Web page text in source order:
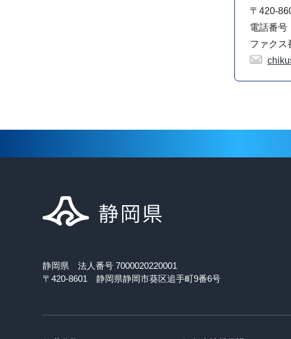
〒420-
電話番号
ファクス
静岡県 法人番号 7000020220001
〒420-8601 静岡県静岡市葵区追手町9番6号